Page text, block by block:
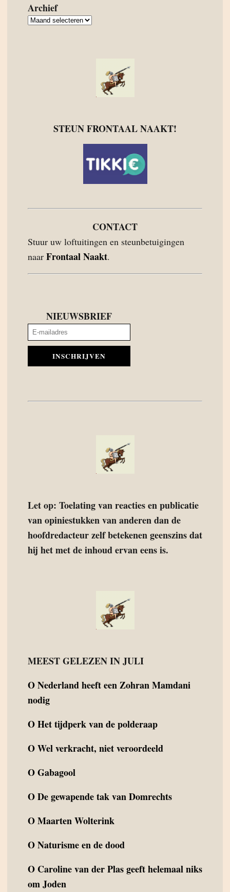
Archief
Archief
STEUN FRONTAAL NAAKT!
CONTACT
Stuur uw loftuitingen en steunbetuigingen
naar Frontaal Naakt.
NIEUWSBRIEF
INSCHRIJVEN
Let op: Toelating van reacties en publicatie
van opiniestukken van anderen dan de
hoofdredacteur zelf betekenen geenszins dat
hij het met de inhoud ervan eens is.
MEEST GELEZEN IN JULI
ONederland heeft een Zohran Mamdani
nodig
OHet tijdperk van de polderaap
OWel verkracht, niet veroordeeld
OGabagool
ODe gewapende tak van Domrechts
OMaarten Wolterink
ONaturisme en de dood
O Caroline van der Plas geeft helemaal niks
om Joden